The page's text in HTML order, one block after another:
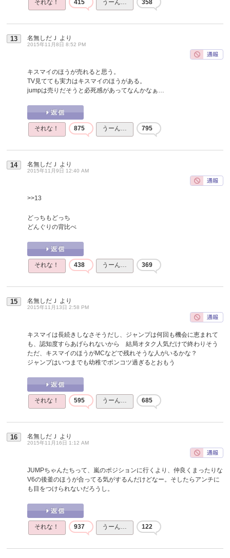
それな！ 415 うーん… 358
13 名無しだＪ より
2015年11月8日 8:52 PM
キスマイのほうが売れると思う。
TV見てても実力はキスマイのほうがある。
jumpは売りだそうと必死感があってなんかなぁ…
それな！ 875 うーん… 795
14 名無しだＪ より
2015年11月9日 12:40 AM
>>13
どっちもどっち
どんぐりの背比べ
それな！ 438 うーん… 369
15 名無しだＪ より
2015年11月13日 2:58 PM
キスマイは長続きしなさそうだし、ジャンプは何回も機会に恵まれて
も、認知度すらあげられないから 結局オタク人気だけで終わりそう
ただ、キスマイのほうがMCなどで残れそうな人がいるかな？
ジャンプはいつまでも幼稚でポンコツ過ぎるとおもう
それな！ 595 うーん… 685
16 名無しだＪ より
2015年11月16日 1:12 AM
JUMPちゃんたちって、嵐のポジションに行くより、仲良くまったりな
V6の後釜のほうが合ってる気がするんだけどなー。そしたらアンチに
も目をつけられないだろうし。
それな！ 937 うーん… 122